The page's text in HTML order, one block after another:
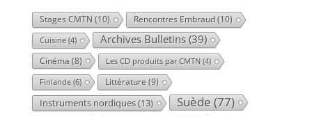
Stages CMTN (10) Rencontres Embraud(10)
Cuisine(4) Archives Bulletins(39)
Cinéma (8) Les CD produits par CMTN(4)
Finlande(6) Littérature (9)
Instruments nordiques(13) Suède (77)